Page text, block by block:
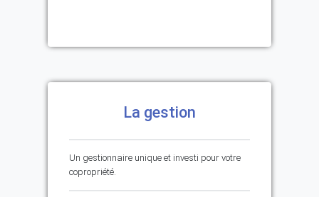
La gestion
Un gestionnaire unique et investi pour votre
copropriété.